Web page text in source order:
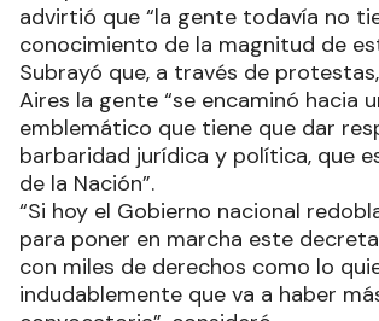
advirtió que “la gente todavía no
conocimiento de la magnitud de
Subrayó que, a través de
Aires la gente “se encaminó hacia
emblemático que tiene que dar
barbaridad jurídica y política, que
de la Nación”.
“Si hoy el Gobierno nacional
para poner en marcha este
con miles de derechos como lo
indudablemente que va a haber